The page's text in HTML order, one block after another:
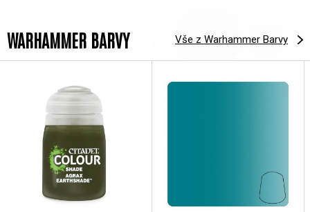
WARHAMMER BARVY Vše z Warhammer Barvy